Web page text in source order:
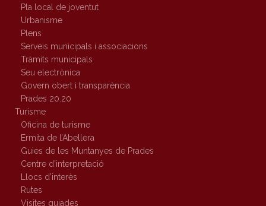
Pla local de joventut
Urbanisme
Plens
Serveis municipals i associacions
Tràmits municipals
Seu electrònica
Govern obert i transparència
Prades 20.20
Turisme
Oficina de turisme
Ermita de l’Abellera
Guies de les Muntanyes de Prades
Centre d’interpretació
Llocs d’interès
Rutes
Visites guiades